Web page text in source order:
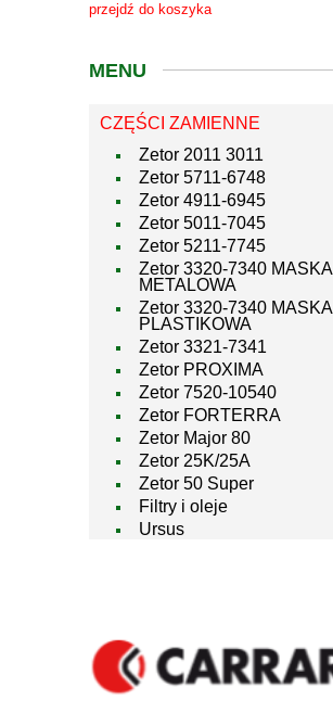
przejdź do koszyka
MENU
CZĘŚCI ZAMIENNE
Zetor 2011 3011
Zetor 5711-6748
Zetor 4911-6945
Zetor 5011-7045
Zetor 5211-7745
Zetor 3320-7340 MASKA
METALOWA
Zetor 3320-7340 MASKA
PLASTIKOWA
Zetor 3321-7341
Zetor PROXIMA
Zetor 7520-10540
Zetor FORTERRA
Zetor Major 80
Zetor 25K/25A
Zetor 50 Super
Filtry i oleje
Ursus